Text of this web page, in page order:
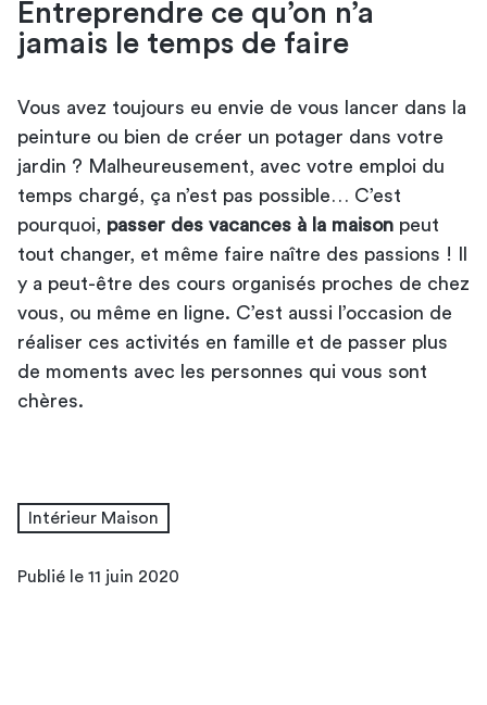
Entreprendre ce qu’on n’a
jamais le temps de faire
Vous avez toujours eu envie de vous lancer dans la
peinture ou bien de créer un potager dans votre
jardin ? Malheureusement, avec votre emploi du
temps chargé, ça n’est pas possible… C’est
pourquoi, passer des vacances à la maison peut
tout changer, et même faire naître des passions ! Il
y a peut-être des cours organisés proches de chez
vous, ou même en ligne. C’est aussi l’occasion de
réaliser ces activités en famille et de passer plus
de moments avec les personnes qui vous sont
chères.
Intérieur Maison
Publié le 11 juin 2020